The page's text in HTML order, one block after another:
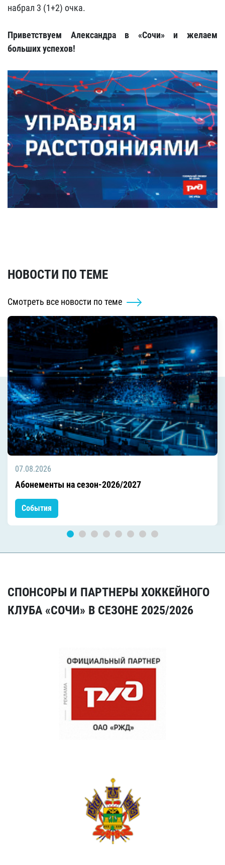
набрал 3 (1+2) очка.
Приветствуем Александра в «Сочи» и желаем
больших успехов!
НОВОСТИ ПО ТЕМЕ
Смотреть все новости по теме
07.08.2026
Абонементы на сезон-2026/2027
События
СПОНСОРЫ И ПАРТНЕРЫ ХОККЕЙНОГО
КЛУБА «СОЧИ» В СЕЗОНЕ 2025/2026